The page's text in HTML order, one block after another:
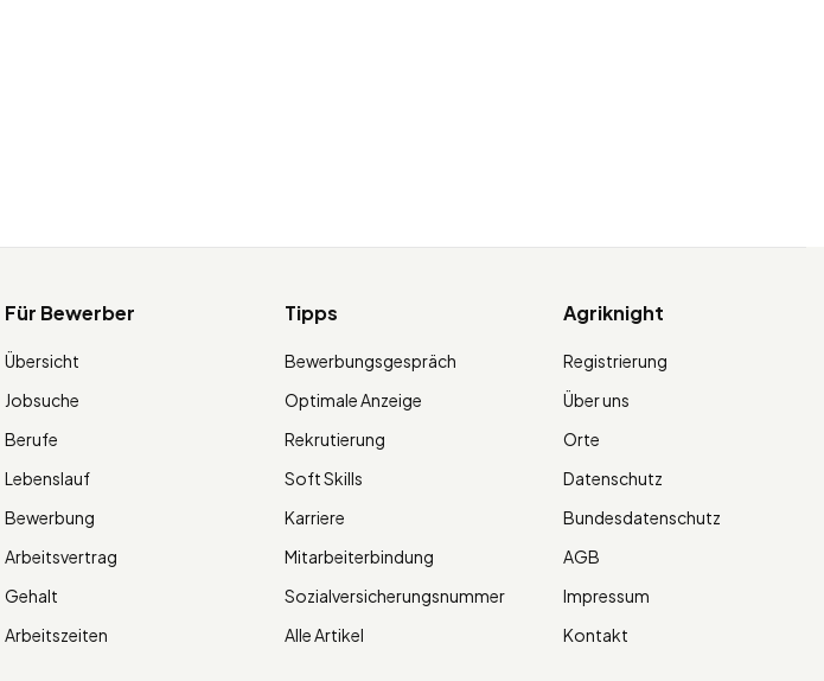
Für Bewerber
Übersicht
Jobsuche
Berufe
Lebenslauf
Bewerbung
Arbeitsvertrag
Gehalt
Arbeitszeiten
Tipps
Bewerbungsgespräch
Optimale Anzeige
Rekrutierung
Soft Skills
Karriere
Mitarbeiterbindung
Sozialversicherungsnummer
Alle Artikel
Agriknight
Registrierung
Über uns
Orte
Datenschutz
Bundesdatenschutz
AGB
Impressum
Kontakt